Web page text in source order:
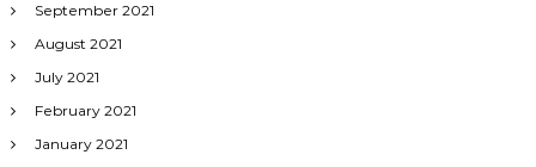
September 2021
August 2021
July 2021
February 2021
January 2021